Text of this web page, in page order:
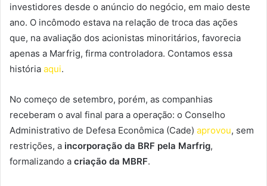
investidores desde o anúncio do negócio, em maio deste
ano. O incômodo estava na relação de troca das ações
que, na avaliação dos acionistas minoritários, favorecia
apenas a Marfrig, firma controladora. Contamos essa
história aqui.
No começo de setembro, porém, as companhias
receberam o aval final para a operação: o Conselho
Administrativo de Defesa Econômica (Cade) aprovou, sem
restrições, a incorporação da BRF pela Marfrig,
formalizando a criação da MBRF.